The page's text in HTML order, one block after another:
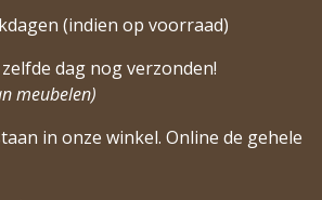
(indien op voorraad)
dag nog verzonden!
meubelen)
in onze winkel. Online de gehele